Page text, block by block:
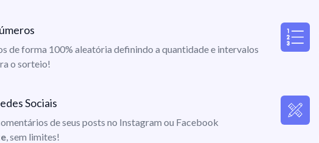
de forma 100% aleatória definindo a quantidade e intervalos
o sorteio!
Sociais
de seus posts no Instagram ou Facebook
, sem limites!